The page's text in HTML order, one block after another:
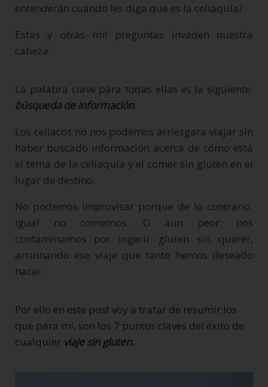
entenderán cuando les diga qué es la celiaquía?
Estas y otras mil preguntas invaden nuestra
cabeza.
La palabra clave para todas ellas es la siguiente:
búsqueda de información.
Los celíacos no nos podemos arriesgara viajar sin
haber buscado información acerca de cómo está
el tema de la celiaquía y el comer sin gluten en el
lugar de destino.
No podemos improvisar porque de lo contrario,
igual no comemos. O aun peor: nos
contaminamos por ingerir gluten sin querer,
arruinando ese viaje que tanto hemos deseado
hacer.
Por ello en este post voy a tratar de resumir los
que para mí, son los 7 puntos claves del éxito de
cualquier viaje sin gluten.